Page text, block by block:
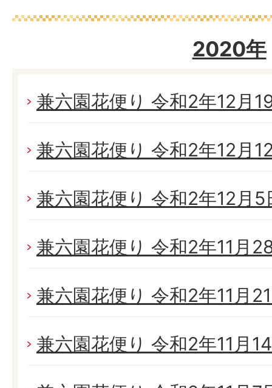
2020年
兼六園花便り 令和2年12月
兼六園花便り 令和2年12月
兼六園花便り 令和2年12月
兼六園花便り 令和2年11月
兼六園花便り 令和2年11月
兼六園花便り 令和2年11月